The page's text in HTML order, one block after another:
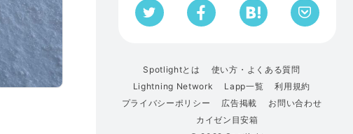
Spotlightとは
使い方・よくある質問
Lightning Network
Lapp一覧
利用規約
プライバシーポリシー
広告掲載
お問い合わせ
カイゼン目安箱